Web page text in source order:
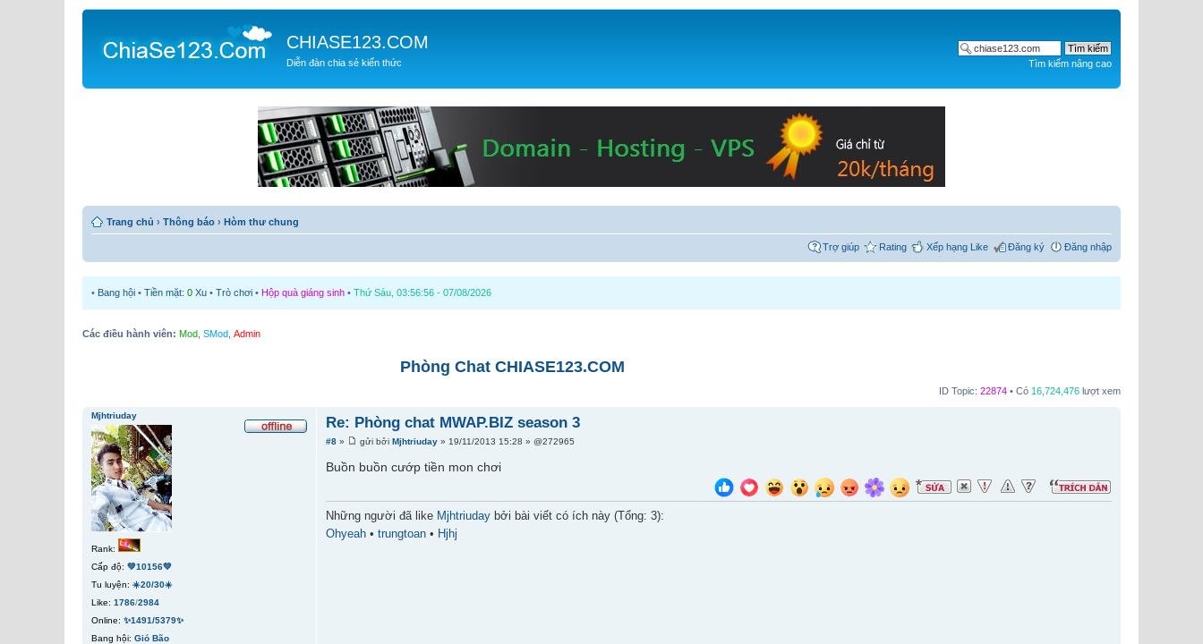
CHIASE123.COM
Diễn đàn chia sẻ kiến thức Tìm kiếm nâng cao
Trang chủ › Thông báo › Hòm thư chung
Trợ giúp Rating Xếp hạng Like Đăng ký Đăng nhập
• Bang hội • Tiền mặt: 0 Xu • Trò chơi • Hộp quà giáng sinh • Thứ Sáu, 03:56:56 - 07/08/2026
Các điều hành viên: Mod SMod Admin
Phòng Chat CHIASE123.COM
ID Topic: 22874 • Có 16,724,476 lượt xem
Re: Phòng chat MWAP.BIZ season 3
#8 » gửi bởiMjhtriuday » 19/11/2013 15:28 » @272965
Buồn buồn cướp tiền mon chơi
Những người đã like Mjhtriuday bởi bài viết có ích này (Tổng: 3):
Ohyeah •trungtoan • Hjhj
Mjhtriuday
Rank:
Cấp độ: 💚10156💚
Tu luyện: ☀️20/30☀️
Like: 1786/2984
Online: ✨1491/5379✨
Bang hội: Gió Bão